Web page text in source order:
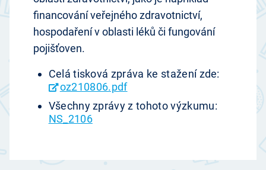
financování veřejného zdravotnictví,
hospodaření v oblasti léků či fungování
pojišťoven.
Celá tisková zpráva ke stažení zde:
oz210806.pdf
Všechny zprávy z tohoto výzkumu:
NS_2106